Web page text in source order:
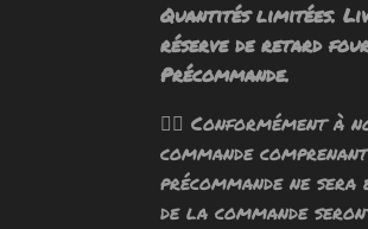
Quantités limitées.
réserve de retard
Précommande.
🧙‍♂️ Conformément à
commande
précommande ne
de la commande